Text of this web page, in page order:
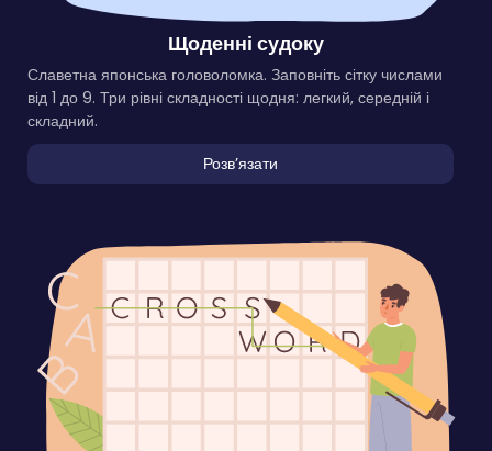
Щоденні судоку
Славетна японська головоломка. Заповніть сітку числами
від 1 до 9. Три рівні складності щодня: легкий, середній і
складний.
Розвʼязати